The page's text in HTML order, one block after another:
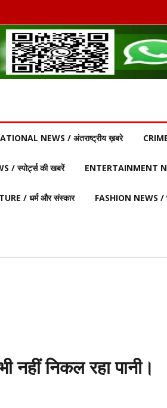
NEWS / अंतराष्ट्रीय ख़बरे
/ स्पोर्ट्स की खबरें ENTERTAINMENT
/ धर्म और संस्कार FASHION NEWS /
214 – चीन की महान
नगर की स्थापना ♦️ईसा पूर्व 490 –
नहीं निकल रहा पानी।